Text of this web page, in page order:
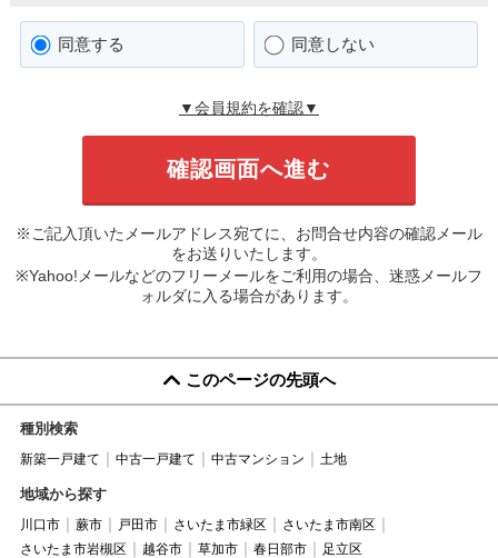
同意する 同意しない
▼会員規約を確認▼
※ご記入頂いたメールアドレス宛てに、お問合せ内容の確認メール
をお送りいたします。
※Yahoo!メールなどのフリーメールをご利用の場合、迷惑メールフ
ォルダに入る場合があります。
このページの先頭へ
種別検索
新築一戸建て 中古一戸建て 中古マンション 土地
地域から探す
川口市 蕨市 戸田市 さいたま市緑区
さいたま市南区
さいたま市岩槻区
越谷市 草加市 春日部市 足立区